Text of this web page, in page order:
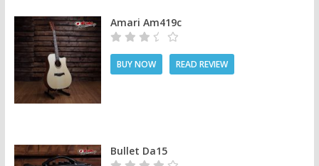
Amari Am419c
BUY NOW READ REVIEW
Bullet Da15